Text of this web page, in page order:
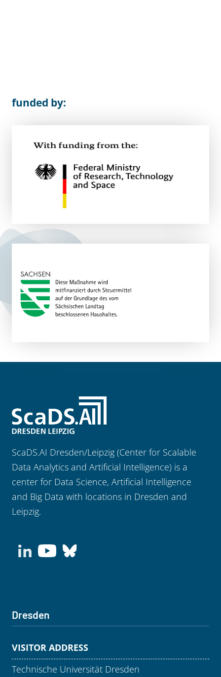
funded by:
ScaDS.AI Dresden/Leipzig (Center for Scalable
Data Analytics and Artificial Intelligence) is a
center for Data Science, Artificial Intelligence
and Big Data with locations in Dresden and
Leipzig.
Dresden
VISITOR ADDRESS
Technische Universität Dresden